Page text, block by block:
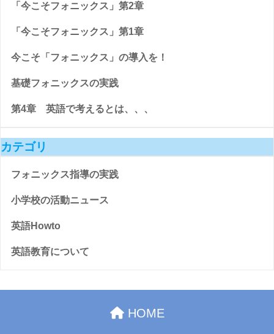
「今こそフォニックス」第2章
「今こそフォニックス」第1章
今こそ「フォニックス」の導入を！
基礎フォニックスの実践
第4章 英語で考えるとは、、、
カテゴリ
フォニックス指導の実践
小学校の活動ニュース
英語Howto
英語教育について
HOME